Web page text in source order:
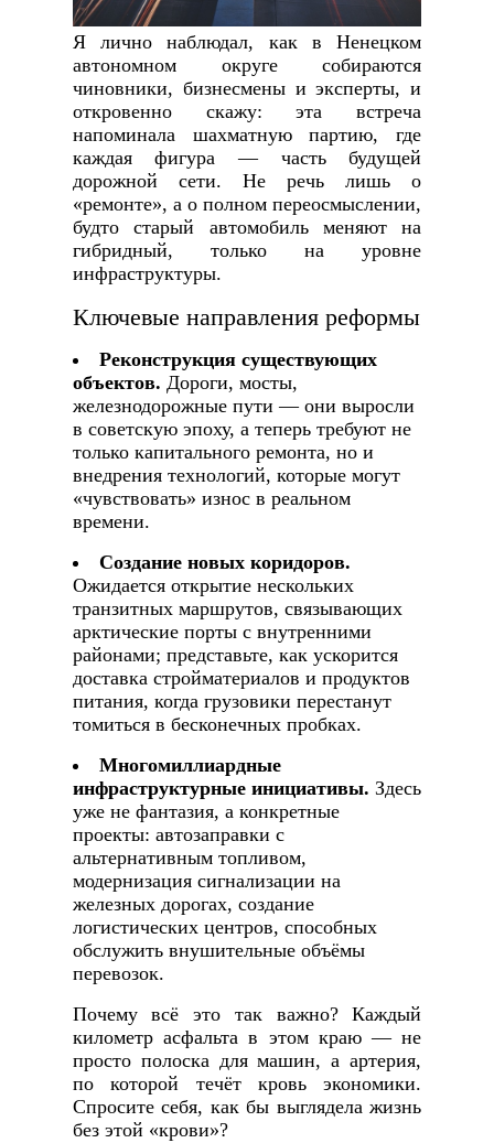
Я лично наблюдал, как в Ненецком
автономном округе собираются
чиновники, бизнесмены и эксперты, и
откровенно скажу: эта встреча
напоминала шахматную партию, где
каждая фигура — часть будущей
дорожной сети. Не речь лишь о
«ремонте», а о полном переосмыслении,
будто старый автомобиль меняют на
гибридный, только на уровне
инфраструктуры.
Ключевые направления реформы
Реконструкция существующих
объектов. Дороги, мосты,
железнодорожные пути — они выросли
в советскую эпоху, а теперь требуют не
только капитального ремонта, но и
внедрения технологий, которые могут
«чувствовать» износ в реальном
времени.
Создание новых коридоров.
Ожидается открытие нескольких
транзитных маршрутов, связывающих
арктические порты с внутренними
районами; представьте, как ускорится
доставка стройматериалов и продуктов
питания, когда грузовики перестанут
томиться в бесконечных пробках.
Многомиллиардные
инфраструктурные инициативы. Здесь
уже не фантазия, а конкретные
проекты: автозаправки с
альтернативным топливом,
модернизация сигнализации на
железных дорогах, создание
логистических центров, способных
обслужить внушительные объёмы
перевозок.
Почему всё это так важно? Каждый
километр асфальта в этом краю — не
просто полоска для машин, а артерия,
по которой течёт кровь экономики.
Спросите себя, как бы выглядела жизнь
без этой «крови»?